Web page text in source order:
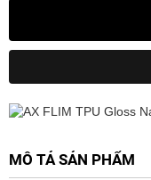
MÔ TẢ SẢN PHẨM